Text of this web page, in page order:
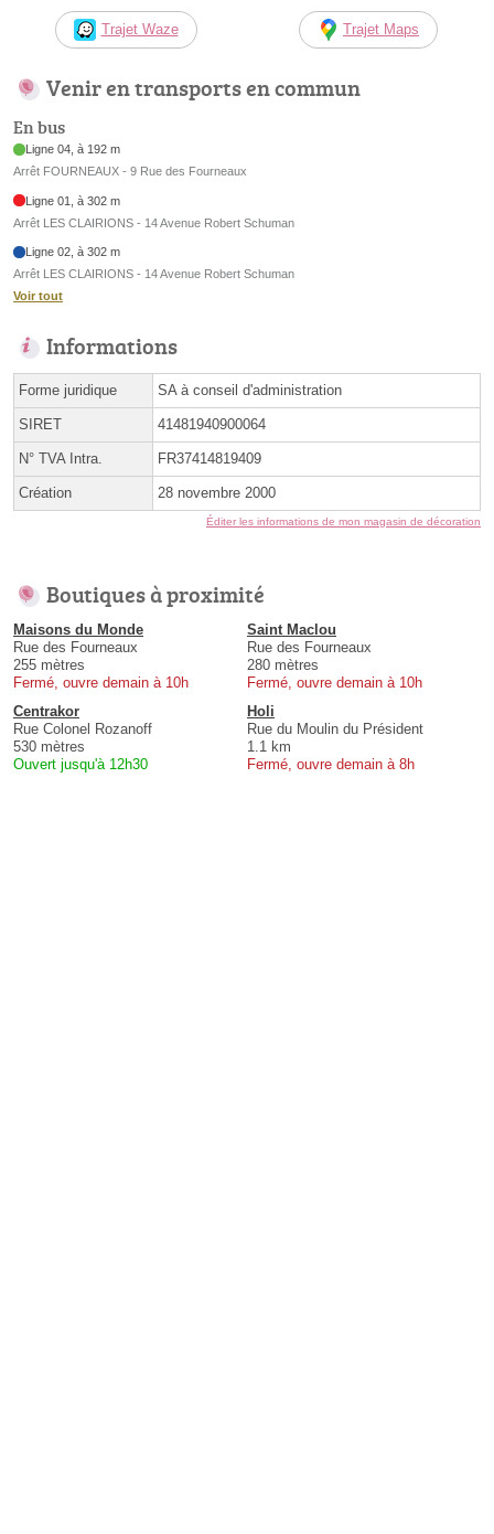
Trajet Waze Trajet Maps
Venir en transports en commun
En bus
Ligne 04, à 192 m
Arrêt FOURNEAUX - 9 Rue des Fourneaux
Ligne 01, à 302 m
Arrêt LES CLAIRIONS - 14 Avenue Robert Schuman
Ligne 02, à 302 m
Arrêt LES CLAIRIONS - 14 Avenue Robert Schuman
Voir tout
Informations
Forme juridique SA à conseil d'administration
SIRET 41481940900064
N° TVA Intra. FR37414819409
Création 28 novembre 2000
Éditer les informations de mon magasin de décoration
Boutiques à proximité
Maisons du Monde
Rue des Fourneaux
255 mètres
Fermé, ouvre demain à 10h
Saint Maclou
Rue des Fourneaux
280 mètres
Fermé, ouvre demain à 10h
Centrakor
Rue Colonel Rozanoff
530 mètres
Ouvert jusqu'à 12h30
Holi
Rue du Moulin du Président
1.1 km
Fermé, ouvre demain à 8h